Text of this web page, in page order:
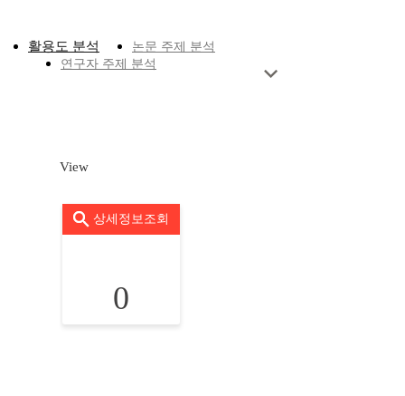
활용도 분석
논문 주제 분석
연구자 주제 분석
View
상세정보조회
0